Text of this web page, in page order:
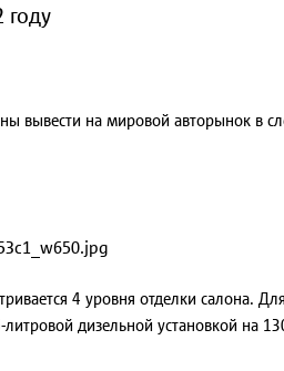
году
вывести на мировой авторынок в
4 уровня отделки салона.
дизельной установкой на